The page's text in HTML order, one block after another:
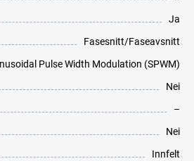
Ja
Fasesnitt/Faseavsnitt
Pulse Width Modulation (SPWM)
Nei
–
Nei
Innfelt